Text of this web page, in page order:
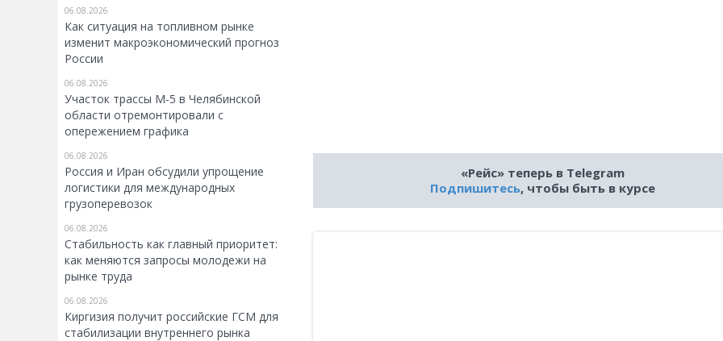
06.08.2026
Как ситуация на топливном рынке
изменит макроэкономический прогноз
России
06.08.2026
Участок трассы М-5 в Челябинской
области отремонтировали с
опережением графика
06.08.2026
Россия и Иран обсудили упрощение
логистики для международных
грузоперевозок
06.08.2026
Стабильность как главный приоритет:
как меняются запросы молодежи на
рынке труда
06.08.2026
Киргизия получит российские ГСМ для
стабилизации внутреннего рынка
«Рейс» теперь в Telegram
Подпишитесь, чтобы быть в курсе